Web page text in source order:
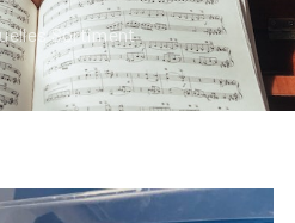
Sortiment